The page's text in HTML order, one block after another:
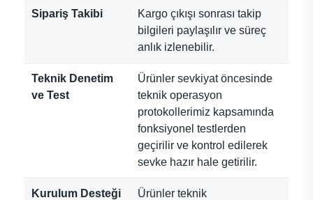
Sipariş Takibi
Kargo çıkışı sonrası takip
bilgileri paylaşılır ve süreç
anlık izlenebilir.
Teknik Denetim
ve Test
Ürünler sevkiyat öncesinde
teknik operasyon
protokollerimiz kapsamında
fonksiyonel testlerden
geçirilir ve kontrol edilerek
sevke hazır hale getirilir.
Kurulum Desteği
Ürünler teknik